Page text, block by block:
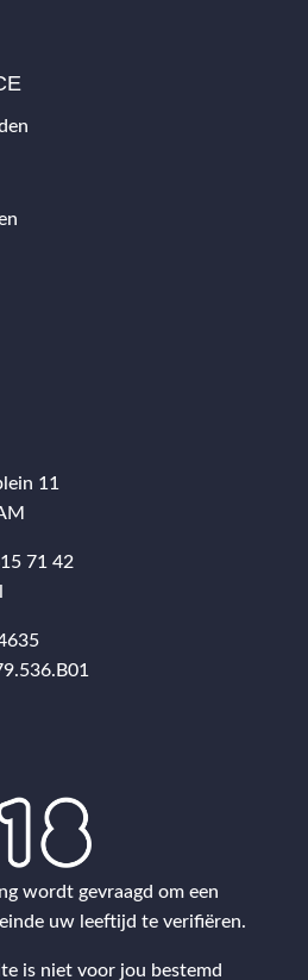
11
71 42
wordt gevraagd om een
uw leeftijd te verifiëren.
is niet voor jou bestemd